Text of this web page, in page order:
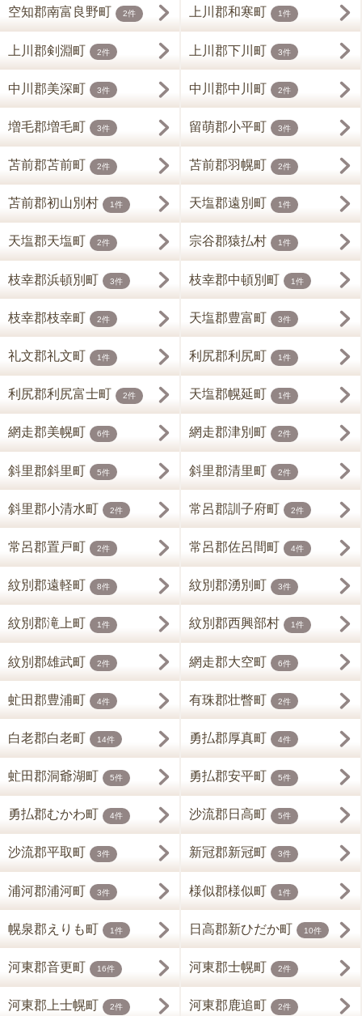
空知郡南富良野町 2件 上川郡和寒町 1件
上川郡剣淵町 2件 上川郡下川町 3件
中川郡美深町 3件 中川郡中川町 2件
増毛郡増毛町 3件 留萌郡小平町 3件
苫前郡苫前町 2件 苫前郡羽幌町 2件
苫前郡初山別村 1件 天塩郡遠別町 1件
天塩郡天塩町 2件 宗谷郡猿払村 1件
枝幸郡浜頓別町 3件 枝幸郡中頓別町 1件
枝幸郡枝幸町 2件 天塩郡豊富町 3件
礼文郡礼文町 1件 利尻郡利尻町 1件
利尻郡利尻富士町 2件 天塩郡幌延町 1件
網走郡美幌町 6件 網走郡津別町 2件
斜里郡斜里町 5件 斜里郡清里町 2件
斜里郡小清水町 2件 常呂郡訓子府町 2件
常呂郡置戸町 2件 常呂郡佐呂間町 4件
紋別郡遠軽町 8件 紋別郡湧別町 3件
紋別郡滝上町 1件 紋別郡西興部村 1件
紋別郡雄武町 2件 網走郡大空町 6件
虻田郡豊浦町 4件 有珠郡壮瞥町 2件
白老郡白老町 14件 勇払郡厚真町 4件
虻田郡洞爺湖町 5件 勇払郡安平町 5件
勇払郡むかわ町 4件 沙流郡日高町 5件
沙流郡平取町 3件 新冠郡新冠町 3件
浦河郡浦河町 3件 様似郡様似町 1件
幌泉郡えりも町 1件 日高郡新ひだか町 10件
河東郡音更町 16件 河東郡士幌町 2件
河東郡上士幌町 2件 河東郡鹿追町 2件